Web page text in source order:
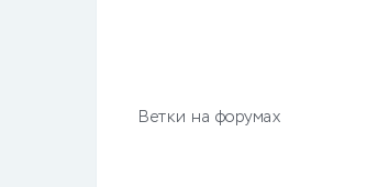
Ветки на форумах